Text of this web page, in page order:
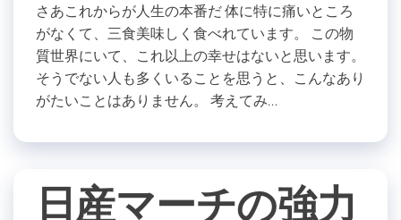
さあこれからが人生の本番だ 体に特に痛いところ
がなくて、三食美味しく食べれています。 この物
質世界にいて、これ以上の幸せはないと思います。
そうでない人も多くいることを思うと、こんなあり
がたいことはありません。 考えてみ…
日産マーチの強力